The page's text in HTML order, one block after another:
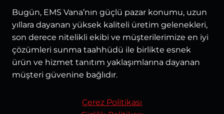
Bugün, EMS Vana’nın güçlü pazar konumu, uzun
yıllara dayanan yüksek kaliteli üretim gelenekleri,
son derece nitelikli ekibi ve müşterilerimize en iyi
çözümleri sunma taahhüdü ile birlikte esnek
ürün ve hizmet tanıtım yaklaşımlarına dayanan
müşteri güvenine bağlıdır.
Çerez Politikası